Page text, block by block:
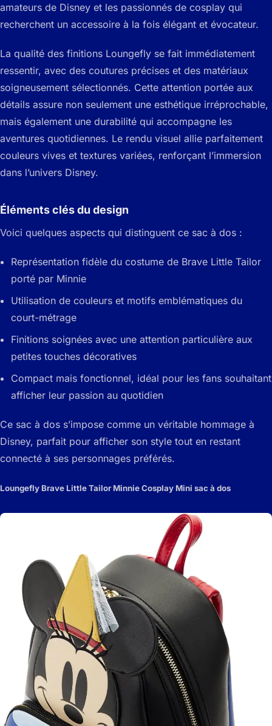
amateurs de Disney et les passionnés de cosplay qui
recherchent un accessoire à la fois élégant et évocateur.
La qualité des finitions Loungefly se fait immédiatement
ressentir, avec des coutures précises et des matériaux
soigneusement sélectionnés. Cette attention portée aux
détails assure non seulement une esthétique irréprochable,
mais également une durabilité qui accompagne les
aventures quotidiennes. Le rendu visuel allie parfaitement
couleurs vives et textures variées, renforçant l’immersion
dans l’univers Disney.
Éléments clés du design
Voici quelques aspects qui distinguent ce sac à dos :
Représentation fidèle du costume de Brave Little Tailor
porté par Minnie
Utilisation de couleurs et motifs emblématiques du
court-métrage
Finitions soignées avec une attention particulière aux
petites touches décoratives
Compact mais fonctionnel, idéal pour les fans souhaitant
afficher leur passion au quotidien
Ce sac à dos s’impose comme un véritable hommage à
Disney, parfait pour afficher son style tout en restant
connecté à ses personnages préférés.
Loungefly Brave Little Tailor Minnie Cosplay Mini sac à dos